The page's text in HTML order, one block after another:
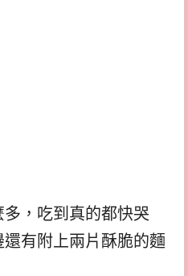
，吃到真的都快哭
有附上兩片酥脆的麵